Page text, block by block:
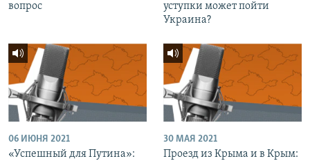
вопрос
уступки может пойти
Украина?
06 ИЮНЯ 2021
«Успешный для Путина»:
30 МАЯ 2021
Проезд из Крыма и в Крым: